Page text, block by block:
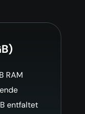
RAM
entfaltet